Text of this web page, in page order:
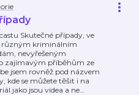
Skutečné případy, ve
různým kriminálním
nevyřešeným
zajímavým příběhům ze
jsem rovněž pod názvem
kde se můžete těšit i na
jako jsou videa a ne…